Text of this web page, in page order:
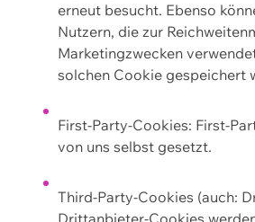
erneut besucht. Ebenso
Nutzern, die zur
Marketingzwecken
solchen Cookie gespeichert
First-Party-Cookies: First-
von uns selbst gesetzt.
Third-Party-Cookies (auch: